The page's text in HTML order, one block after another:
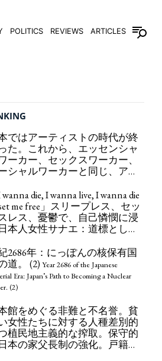
POLITICS REVIEWS ARTICLES
ではアーティストの時代が終
た。これから、エッセンシャ
ーカー、セックスワーカー、
シャルワーカーと同じ、アー
the word "artist" into the word "Art
(similar to "Essential Worker", "Sex Worker"
Worker")
wanna die, I wanna live, I wanna die
me free」スリープレス、セッ
レス、憂鬱で、自己憐憫に浸
本人女性サナエ：道標として
set me free" - Sanae, a Japanese woman who
sexless, depressive and wallowing in
destruction as a guidepost.
2686年：にっぽんの核保有国
道。 (2) Year 2686 of the Japanese
Era: Japan’s Path to Becoming a Nuclear
(2)
館をめぐる非難と不名誉。貧
女性たちに対する人種差別的
植民地主義的な搾取。保守的
本の家父長制の強化。戸籍制